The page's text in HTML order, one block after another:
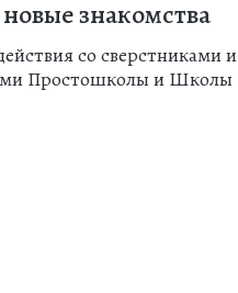
знакомства
со сверстниками и
Простошколы и Школы